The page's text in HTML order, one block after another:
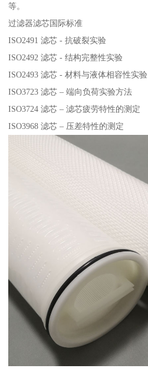
等。
过滤器滤芯国际标准
ISO2491 滤芯 - 抗破裂实验
ISO2492 滤芯 - 结构完整性实验
ISO2493 滤芯 - 材料与液体相容性实验
ISO3723 滤芯 – 端向负荷实验方法
ISO3724 滤芯 – 滤芯疲劳特性的测定
ISO3968 滤芯 – 压差特性的测定